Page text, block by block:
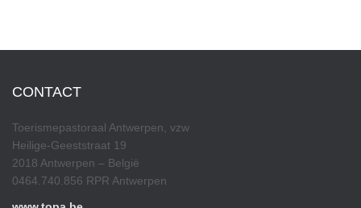
CONTACT
Toerismepastoraal Antwerpen, vzw
Heilige-Geeststraat 19
2018 Antwerpen – België
0464.740.856 RPR Antwerpen